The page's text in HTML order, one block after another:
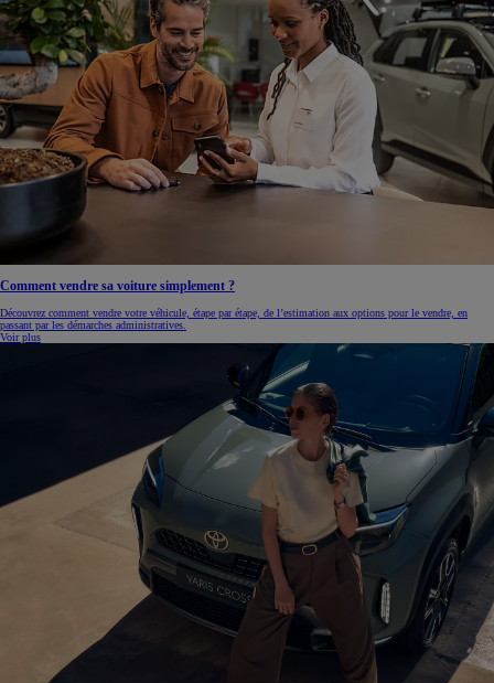
Comment vendre sa voiture simplement ?
Découvrez comment vendre votre véhicule, étape par étape, de l’estimation aux options pour le vendre, en
passant par les démarches administratives.
Voir plus